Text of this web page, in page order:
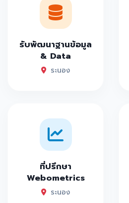
รับพัฒนาฐานข้อมูล
& Data
ระนอง
ที่ปรึกษา
Webometrics
ระนอง